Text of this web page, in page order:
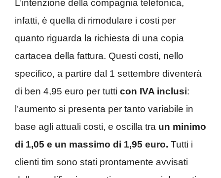
L’intenzione della compagnia telefonica,
infatti, è quella di rimodulare i costi per
quanto riguarda la richiesta di una copia
cartacea della fattura. Questi costi, nello
specifico, a partire dal 1 settembre diventerà
di ben 4,95 euro per tutti con IVA inclusi:
l’aumento si presenta per tanto variabile in
base agli attuali costi, e oscilla tra un minimo
di 1,05 e un massimo di 1,95 euro. Tutti i
clienti tim sono stati prontamente avvisati